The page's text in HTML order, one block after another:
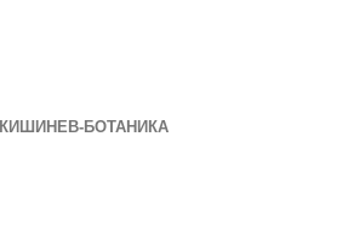
КИШИНЕВ-БОТАНИКА